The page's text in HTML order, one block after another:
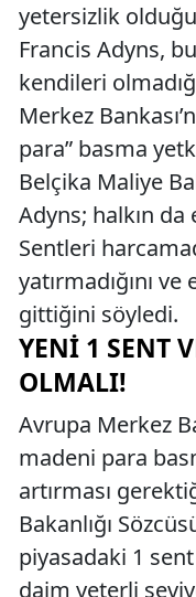
yetersizlik
Francis Adyns,
kendileri
Merkez
para” basma
Belçika Maliye
Adyns; halkın
Sentleri
yatırmadığını
gittiğini söyledi.
YENI 1 SENT
OLMALI!
Avrupa Merkez
madeni para
artırması
Bakanlığı
piyasadaki 1
daim yeterli